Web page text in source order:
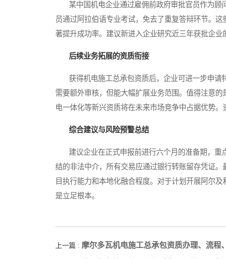
某中国机电企业通过雇佣前政府审批官员作为顾
员通过阿拉伯语专业考试，免去了重复答辩环节。
著提升成功率。建议新进入企业研究近三年获批企业
后续业务拓展的资质衔接
获得机电施工总承包资质后，企业可进一步申请
需要额外审核，但能大幅扩展业务范围。值得注意
电一体化等新兴资质将在未来市场竞争中占据优势
综合建议与风险预警总结
建议企业在正式申报前进行六个月的准备期，重
结的非法中介，所有交易应通过银行转账留存凭证
目执行能力和本地化融合程度。对于计划开展阿尔
是立足根本。
上一篇 : 摩尔多瓦机电施工总承包资质办理、流程